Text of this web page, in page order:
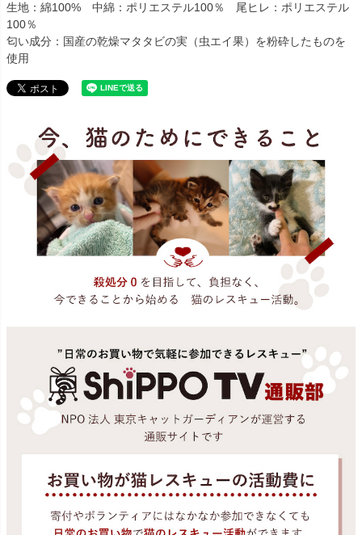
生地：綿100% 中綿：ポリエステル100％ 尾ヒレ：ポリエステル
100％
匂い成分：国産の乾燥マタタビの実（虫エイ果）を粉砕したものを
使用